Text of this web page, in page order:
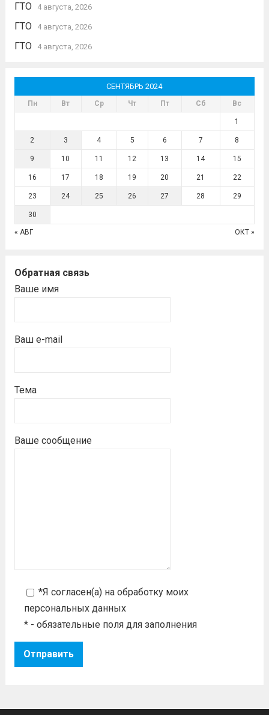
ГТО 4 августа, 2026
ГТО 4 августа, 2026
ГТО 4 августа, 2026
СЕНТЯБРЬ 2024
Пн Вт Ср Чт Пт Сб Вс
1
2 3 4 5 6 7 8
9 10 11 12 13 14 15
16 17 18 19 20 21 22
23 24 25 26 27 28 29
30
« АВГ ОКТ »
Обратная связь
Ваше имя
Ваш e-mail
Тема
Ваше сообщение
*Я согласен(а) на обработку моих
персональных данных
* - обязательные поля для заполнения